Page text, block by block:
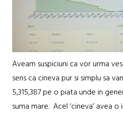
Aveam suspiciuni ca vor urma
sens ca cineva pur si simplu sa
5,315,387 pe o piata unde in
suma mare. Acel ‘cineva’ avea